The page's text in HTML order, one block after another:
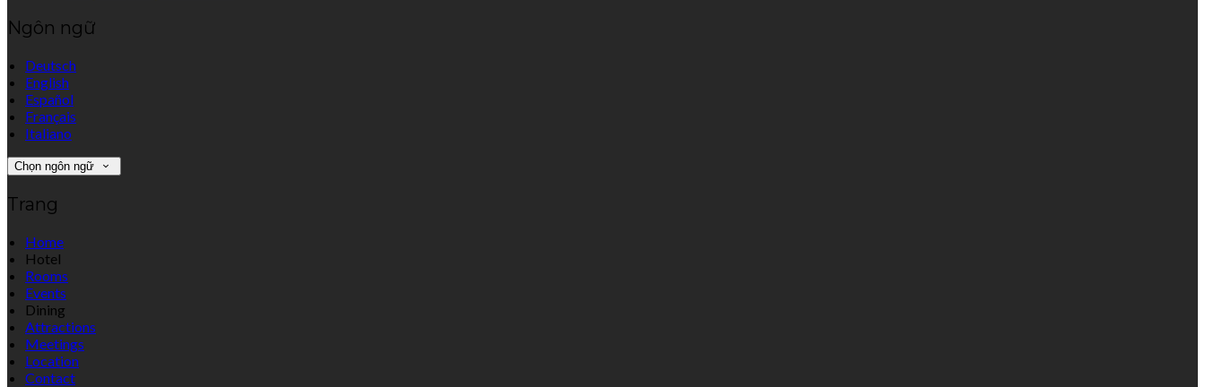
Ngôn ngữ
Deutsch
English
Español
Français
Italiano
Chọn ngôn ngữ
Trang
Home
Hotel
Rooms
Events
Dining
Attractions
Meetings
Location
Contact